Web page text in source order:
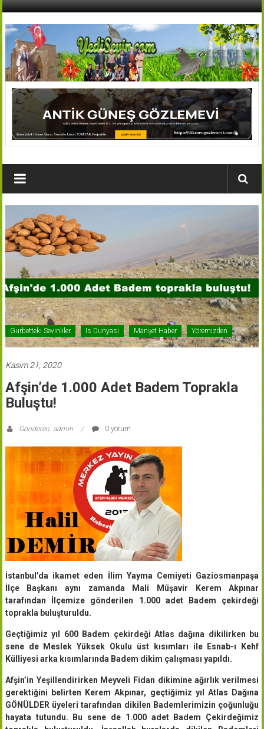
İçeriğe
AFŞİN
YEDİSEVİN
HABER
Köyleri
Haber
Portalı
Gurbetteki Sevinliler Is Dunyasi Manşet Haber Yöremizden
Kasım 21, 2020
Afşin’de 1.000 Adet Badem Toprakla
Buluştu!
Gönderen: admin 0 yorum
İstanbul’da ikamet eden İlim Yayma Cemiyeti Gaziosmanpaşa
İlçe Başkanı aynı zamanda Mali Müşavir Kerem Akpınar
tarafından İlçemize gönderilen 1.000 adet Badem çekirdeği
toprakla buluşturuldu.
Geçtiğimiz yıl 600 Badem çekirdeği Atlas dağına dikilirken bu
sene de Meslek Yüksek Okulu üst kısımları ile Esnab-ı Kehf
Külliyesi arka kısımlarında Badem dikim çalışması yapıldı.
Afşin’in Yeşillendirirken Meyveli Fidan dikimine ağırlık verilmesi
gerektiğini belirten Kerem Akpınar, geçtiğimiz yıl Atlas Dağına
GÖNÜLDER üyeleri tarafından dikilen Bademlerimizin çoğunluğu
hayata tutundu. Bu sene de 1.000 adet Badem Çekirdeğimiz